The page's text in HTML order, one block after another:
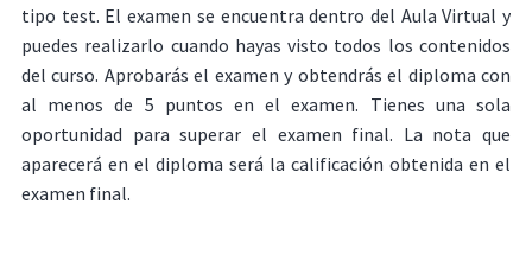
tipo test. El examen se encuentra dentro del Aula Virtual y
puedes realizarlo cuando hayas visto todos los contenidos
del curso. Aprobarás el examen y obtendrás el diploma con
al menos de 5 puntos en el examen. Tienes una sola
oportunidad para superar el examen final. La nota que
aparecerá en el diploma será la calificación obtenida en el
examen final.